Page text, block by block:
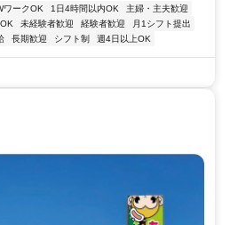
ワークOK 1日4時間以内OK
主婦・主夫歓迎
未経験者歓迎 経験者歓迎
月1シフト提出
長期歓迎 シフト制 週4日以上OK